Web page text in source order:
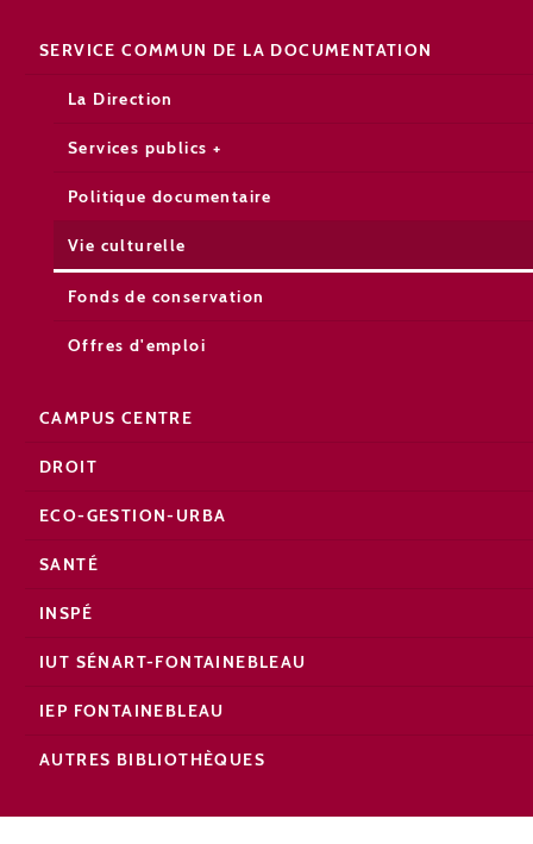
SERVICE COMMUN DE LA DOCUMENTATION
La Direction
Services publics +
Politique documentaire
Vie culturelle
Fonds de conservation
Offres d'emploi
CAMPUS CENTRE
DROIT
ECO-GESTION-URBA
SANTÉ
INSPÉ
IUT SÉNART-FONTAINEBLEAU
IEP FONTAINEBLEAU
AUTRES BIBLIOTHÈQUES